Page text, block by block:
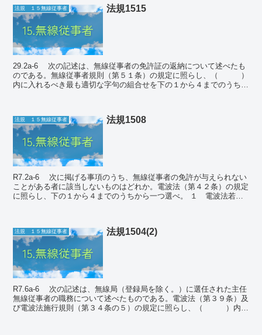
法規 １５無線従事者 法規1515
29.2a-6 次の記述は、無線従事者の免許証の返納について述べたも
のである。無線従事者規則（第５１条）の規定に照らし、（ ）
内に入れるべき最も適切な字句の組合せを下の１から４までのうちか
法規 １５無線従事者 法規1508
R7.2a-6 次に掲げる事項のうち、無線従事者の免許が与えられない
ことがある者に該当しないものはどれか。電波法（第４２条）の規定
に照らし、下の１から４までのうちから一つ選べ。 １ 電波法若し
法規 １５無線従事者 法規1504(2)
R7.6a-6 次の記述は、無線局（登録局を除く。）に選任された主任
無線従事者の職務について述べたものである。電波法（第３９条）及
び電波法施行規則（第３４条の５）の規定に照らし、（ ）内に